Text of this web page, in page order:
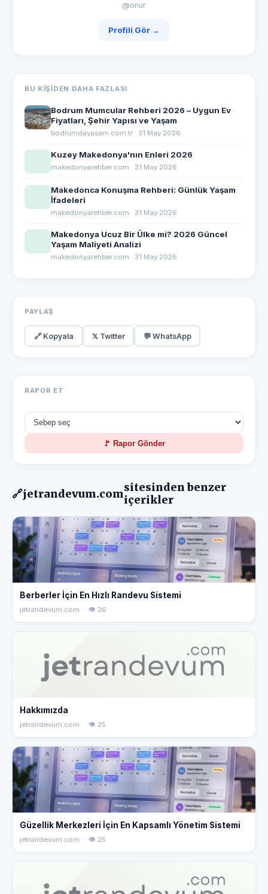
@onur
Profili Gör →
BU KIŞIDEN DAHA FAZLASI
Bodrum Mumcular Rehberi 2026 – Uygun Ev
Fiyatları, Şehir Yapısı ve Yaşam
bodrumdayasam.com.tr · 31 May 2026
Kuzey Makedonya'nın Enleri 2026
makedonyarehber.com · 31 May 2026
Makedonca Konuşma Rehberi: Günlük Yaşam
İfadeleri
makedonyarehber.com · 31 May 2026
Makedonya Ucuz Bir Ülke mi? 2026 Güncel
Yaşam Maliyeti Analizi
makedonyarehber.com · 31 May 2026
PAYLAŞ
🔗 Kopyala 𝕏 Twitter 💬 WhatsApp
RAPOR ET
🚩 Rapor Gönder
🔗jetrandevum.comsitesinden benzer
içerikler
Berberler İçin En Hızlı Randevu Sistemi
jetrandevum.com · 👁 26
Hakkımızda
jetrandevum.com · 👁 25
Güzellik Merkezleri İçin En Kapsamlı Yönetim Sistemi
jetrandevum.com · 👁 25